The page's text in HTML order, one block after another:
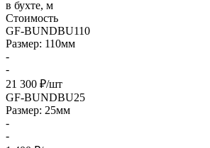
в бухте, м
Стоимость
GF-BUNDBU110
Размер: 110мм
-
-
21 300 ₽/шт
GF-BUNDBU25
Размер: 25мм
-
-